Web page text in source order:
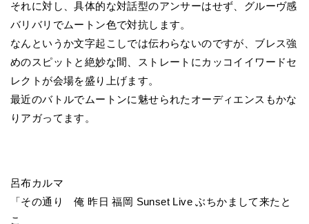
それに対し、具体的な対話型のアンサーはせず、グルーヴ感
バリバリでムートン色で対抗します。
なんというか文字起こしでは伝わらないのですが、ブレス強
めのスピットと絶妙な間、ストレートにカッコイイワードセ
レクトが会場を盛り上げます。
最近のバトルでムートンに魅せられたオーディエンスもかな
りアガってます。
呂布カルマ
「その通り 俺 昨日 福岡 Sunset Live ぶちかまして来たと
こ